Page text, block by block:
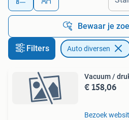
Bewaar je
Filters Auto diversen
Vacuum /
€ 158,06
Bezoek